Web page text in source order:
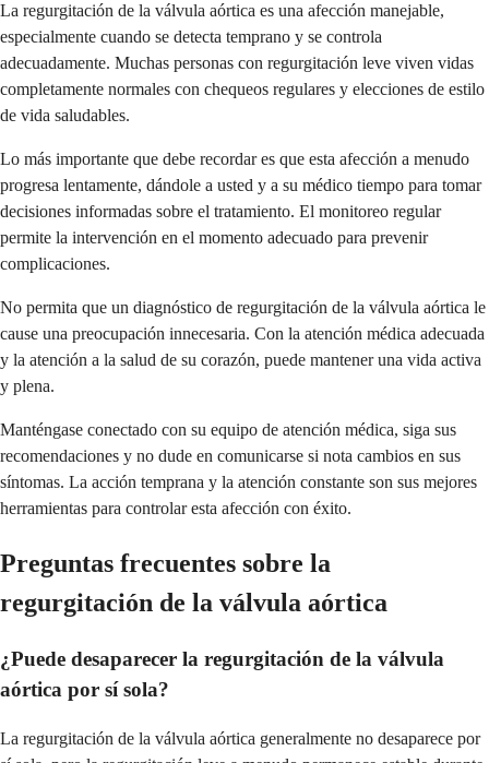
La regurgitación de la válvula aórtica es una afección manejable,
especialmente cuando se detecta temprano y se controla
adecuadamente. Muchas personas con regurgitación leve viven vidas
completamente normales con chequeos regulares y elecciones de estilo
de vida saludables.
Lo más importante que debe recordar es que esta afección a menudo
progresa lentamente, dándole a usted y a su médico tiempo para tomar
decisiones informadas sobre el tratamiento. El monitoreo regular
permite la intervención en el momento adecuado para prevenir
complicaciones.
No permita que un diagnóstico de regurgitación de la válvula aórtica le
cause una preocupación innecesaria. Con la atención médica adecuada
y la atención a la salud de su corazón, puede mantener una vida activa
y plena.
Manténgase conectado con su equipo de atención médica, siga sus
recomendaciones y no dude en comunicarse si nota cambios en sus
síntomas. La acción temprana y la atención constante son sus mejores
herramientas para controlar esta afección con éxito.
Preguntas frecuentes sobre la
regurgitación de la válvula aórtica
¿Puede desaparecer la regurgitación de la válvula
aórtica por sí sola?
La regurgitación de la válvula aórtica generalmente no desaparece por